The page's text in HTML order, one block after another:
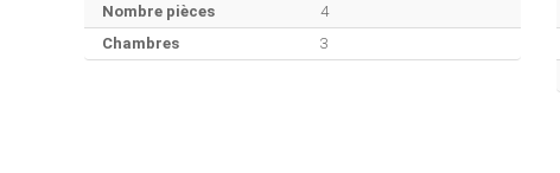
Nombre pièces
4
Chambres
3